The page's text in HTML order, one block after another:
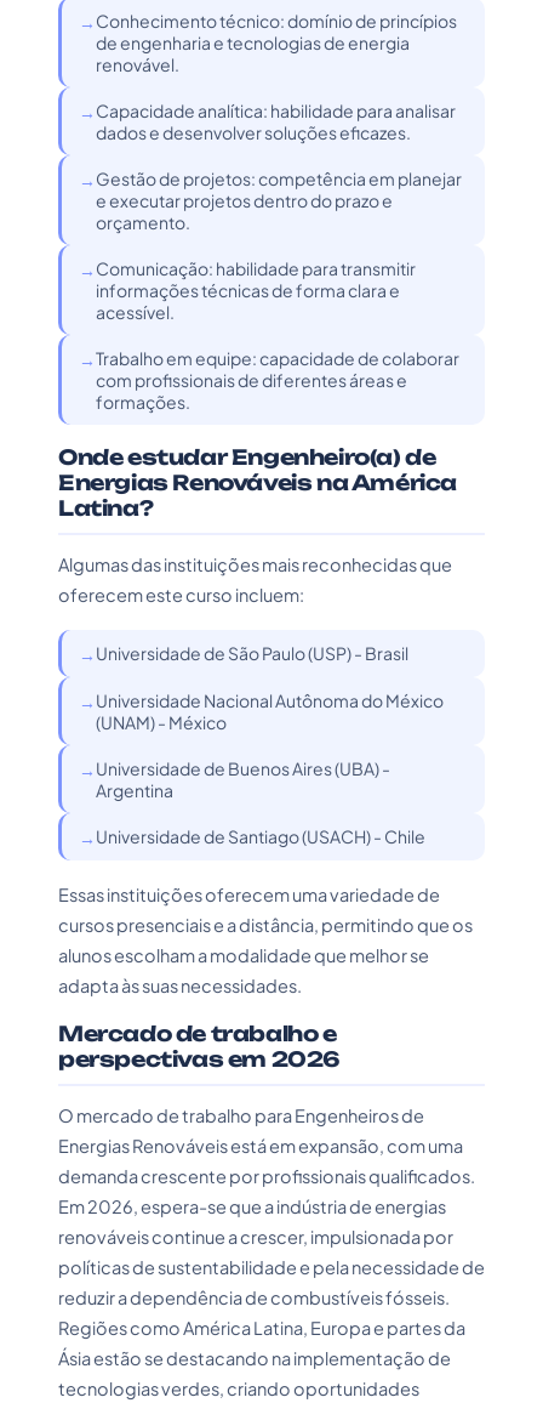
Conhecimento técnico: domínio de princípios
de engenharia e tecnologias de energia
renovável.
Capacidade analítica: habilidade para analisar
dados e desenvolver soluções eficazes.
Gestão de projetos: competência em planejar
e executar projetos dentro do prazo e
orçamento.
Comunicação: habilidade para transmitir
informações técnicas de forma clara e
acessível.
Trabalho em equipe: capacidade de colaborar
com profissionais de diferentes áreas e
formações.
Onde estudar Engenheiro(a) de
Energias Renováveis na América
Latina?
Algumas das instituições mais reconhecidas que
oferecem este curso incluem:
Universidade de São Paulo (USP) - Brasil
Universidade Nacional Autônoma do México
(UNAM) - México
Universidade de Buenos Aires (UBA) -
Argentina
Universidade de Santiago (USACH) - Chile
Essas instituições oferecem uma variedade de
cursos presenciais e a distância, permitindo que os
alunos escolham a modalidade que melhor se
adapta às suas necessidades.
Mercado de trabalho e
perspectivas em 2026
O mercado de trabalho para Engenheiros de
Energias Renováveis está em expansão, com uma
demanda crescente por profissionais qualificados.
Em 2026, espera-se que a indústria de energias
renováveis continue a crescer, impulsionada por
políticas de sustentabilidade e pela necessidade de
reduzir a dependência de combustíveis fósseis.
Regiões como América Latina, Europa e partes da
Ásia estão se destacando na implementação de
tecnologias verdes, criando oportunidades